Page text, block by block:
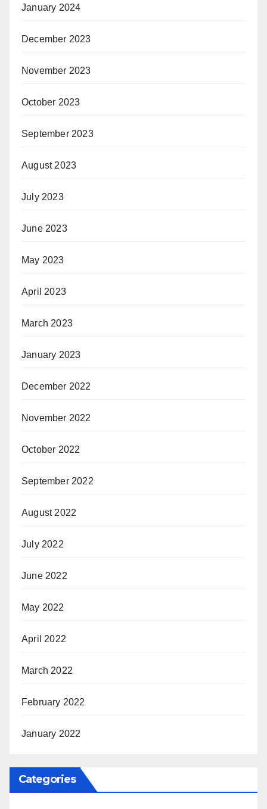
January 2024
December 2023
November 2023
October 2023
September 2023
August 2023
July 2023
June 2023
May 2023
April 2023
March 2023
January 2023
December 2022
November 2022
October 2022
September 2022
August 2022
July 2022
June 2022
May 2022
April 2022
March 2022
February 2022
January 2022
Categories